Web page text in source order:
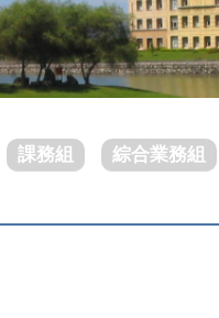
課務組 綜合業務組